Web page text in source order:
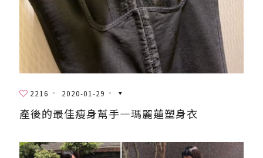
2216 2020-01-29
產後的最佳瘦身幫手—瑪麗蓮塑身衣